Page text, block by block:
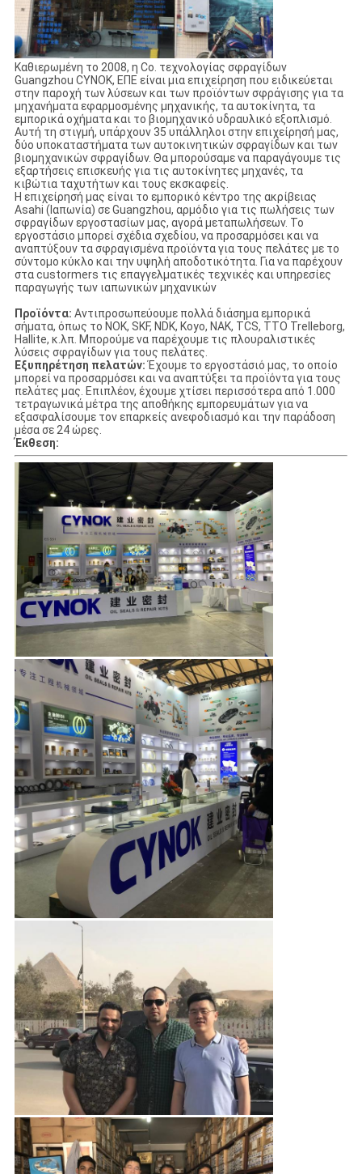
Καθιερωμένη το 2008, η Co. τεχνολογίας σφραγίδων
Guangzhou CYNOK, ΕΠΕ είναι μια επιχείρηση που ειδικεύεται
στην παροχή των λύσεων και των προϊόντων σφράγισης για τα
μηχανήματα εφαρμοσμένης μηχανικής, τα αυτοκίνητα, τα
εμπορικά οχήματα και το βιομηχανικό υδραυλικό εξοπλισμό.
Αυτή τη στιγμή, υπάρχουν 35 υπάλληλοι στην επιχείρησή μας,
δύο υποκαταστήματα των αυτοκινητικών σφραγίδων και των
βιομηχανικών σφραγίδων. Θα μπορούσαμε να παραγάγουμε τις
εξαρτήσεις επισκευής για τις αυτοκίνητες μηχανές, τα
κιβώτια ταχυτήτων και τους εκσκαφείς.
Η επιχείρησή μας είναι το εμπορικό κέντρο της ακρίβειας
Asahi (Ιαπωνία) σε Guangzhou, αρμόδιο για τις πωλήσεις των
σφραγίδων εργοστασίων μας, αγορά μεταπωλήσεων. Το
εργοστάσιο μπορεί σχέδια σχεδίου, να προσαρμόσει και να
αναπτύξουν τα σφραγισμένα προϊόντα για τους πελάτες με το
σύντομο κύκλο και την υψηλή αποδοτικότητα. Για να παρέχουν
στα custormers τις επαγγελματικές τεχνικές και υπηρεσίες
παραγωγής των ιαπωνικών μηχανικών
Προϊόντα: Αντιπροσωπεύουμε πολλά διάσημα εμπορικά
σήματα, όπως το NOK, SKF, NDK, Koyo, NAK, TCS, TTO Trelleborg,
Hallite, κ.λπ. Μπορούμε να παρέχουμε τις πλουραλιστικές
λύσεις σφραγίδων για τους πελάτες.
Εξυπηρέτηση πελατών:Έχουμε το εργοστάσιό μας, το οποίο
μπορεί να προσαρμόσει και να αναπτύξει τα προϊόντα για τους
πελάτες μας. Επιπλέον, έχουμε χτίσει περισσότερα από 1.000
τετραγωνικά μέτρα της αποθήκης εμπορευμάτων για να
εξασφαλίσουμε τον επαρκείς ανεφοδιασμό και την παράδοση
μέσα σε 24 ώρες.
Έκθεση: